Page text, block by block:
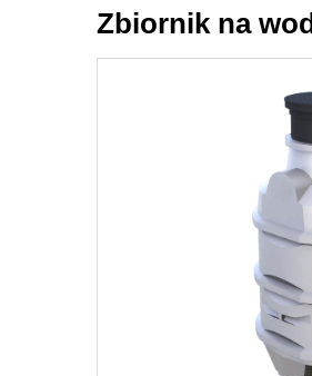
Zbiornik na